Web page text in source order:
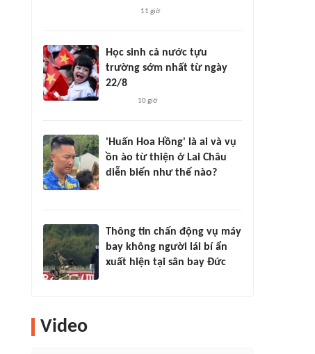
11 giờ
Học sinh cả nước tựu
trường sớm nhất từ ngày
22/8
10 giờ
'Huấn Hoa Hồng' là ai và vụ
ồn ào từ thiện ở Lai Châu
diễn biến như thế nào?
Thông tin chấn động vụ máy
bay không người lái bí ẩn
xuất hiện tại sân bay Đức
Video